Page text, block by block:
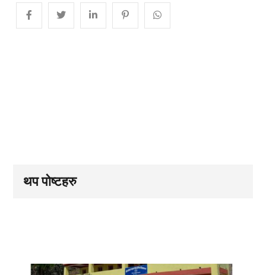
थप पोष्टहरु